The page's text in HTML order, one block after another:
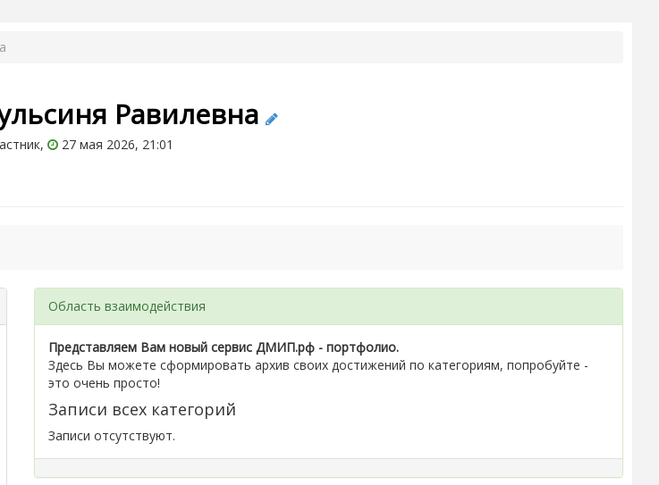
Равилевна
27 мая 2026, 21:01
Область взаимодействия
Представляем Вам новый сервис ДМИП.рф - портфолио.
Здесь Вы можете сформировать архив своих достижений по категориям, попробуйте -
это очень просто!
Записи всех категорий
Записи отсутствуют.